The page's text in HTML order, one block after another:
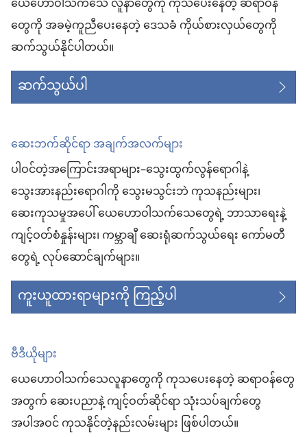
တွေကို အခမဲ့ကူညီပေးနေတဲ့ ဒေသခံ ကိုယ်စားလှယ်တွေကို
ဆက်သွယ်နိုင်ပါတယ်။
ဆက်သွယ်ပါ
ဆေးဘက်ဆိုင်ရာ အချက်အလက်များ
ပါဝင်တဲ့အကြောင်းအရာများ–သွေးထွက်လွန်ရောဂါနဲ့
သွေးအားနည်းရောဂါကို သွေးမသွင်းဘဲ ကုသနည်းများ၊
ဆေးကုသမှုအပေါ် ယေဟောဝါသက်သေတွေရဲ့ ဘာသာရေးနဲ့
ကျင့်ဝတ်စံနှုန်းများ၊ ကမ္ဘာချီ ဆေးရုံဆက်သွယ်ရေး ကော်မတီ
တွေရဲ့ လုပ်ဆောင်ချက်များ။
ကူးယူထားရာများကို ကြည့်ပါ
ဗီဒီယိုများ
ယေဟောဝါသက်သေလူနာတွေကို ကုသပေးနေတဲ့ ဆရာဝန်တွေ
အတွက် ဆေးပညာနဲ့ ကျင့်ဝတ်ဆိုင်ရာ သုံးသပ်ချက်တွေ
အပါအဝင် ကုသနိုင်တဲ့နည်းလမ်းများ ဖြစ်ပါတယ်။